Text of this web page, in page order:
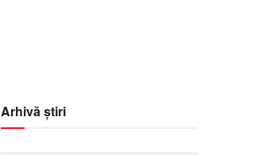
Arhivă știri